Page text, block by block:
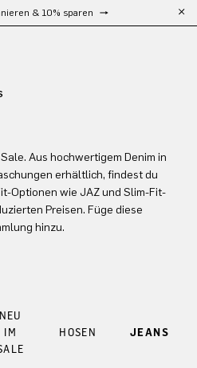
& 10% sparen
Aus hochwertigem Denim in
erhältlich, findest du
Optionen wie JAZ und Slim-Fit-
Preisen. Füge diese
hinzu.
NEU
IM
HOSEN JEANS